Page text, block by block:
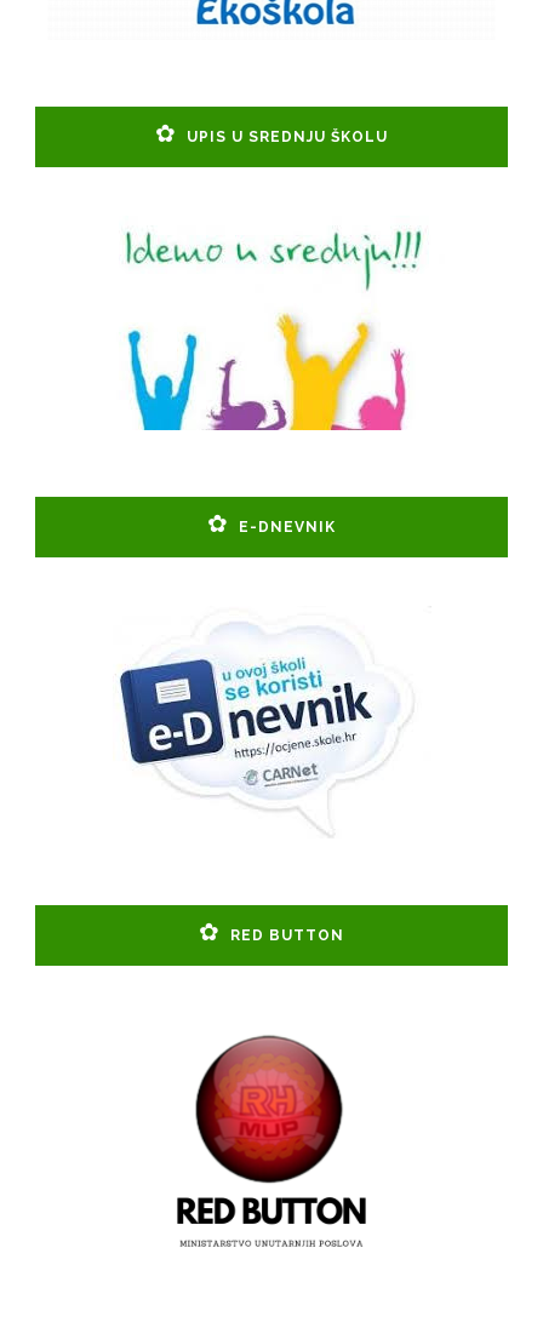
UPIS U SREDNJU ŠKOLU
E-DNEVNIK
RED BUTTON